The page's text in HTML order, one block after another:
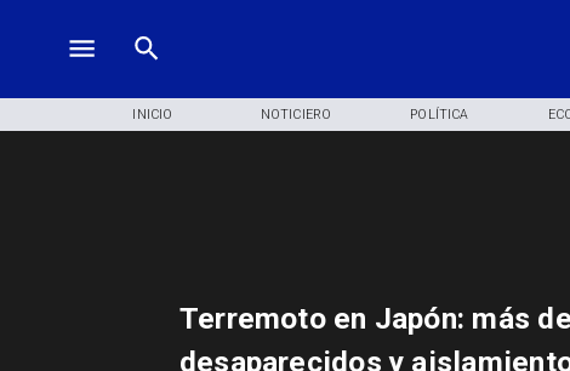
INICIO NOTICIERO POLÍTICA
Terremoto en Japón: más
desaparecidos y